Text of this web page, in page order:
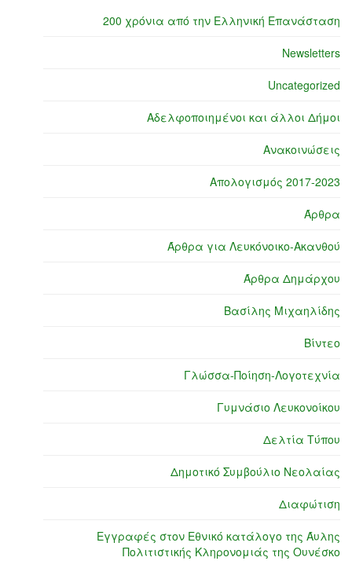
200 χρόνια από την Ελληνική Επανάσταση
Newsletters
Uncategorized
Αδελφοποιημένοι και άλλοι Δήμοι
Ανακοινώσεις
Απολογισμός 2017-2023
Άρθρα
Άρθρα για Λευκόνοικο-Ακανθού
Άρθρα Δημάρχου
Βασίλης Μιχαηλίδης
Βίντεο
Γλώσσα-Ποίηση-Λογοτεχνία
Γυμνάσιο Λευκονοίκου
Δελτία Τύπου
Δημοτικό Συμβούλιο Νεολαίας
Διαφώτιση
Εγγραφές στον Εθνικό κατάλογο της Άυλης
Πολιτιστικής Κληρονομιάς της Ουνέσκο